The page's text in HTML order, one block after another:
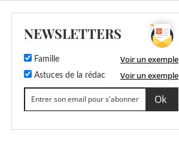
NEWSLETTERS
Famille Voir un exemple
Astuces de la rédac Voir un exemple